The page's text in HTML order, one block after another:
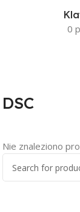
0
DSC
Nie znaleziono